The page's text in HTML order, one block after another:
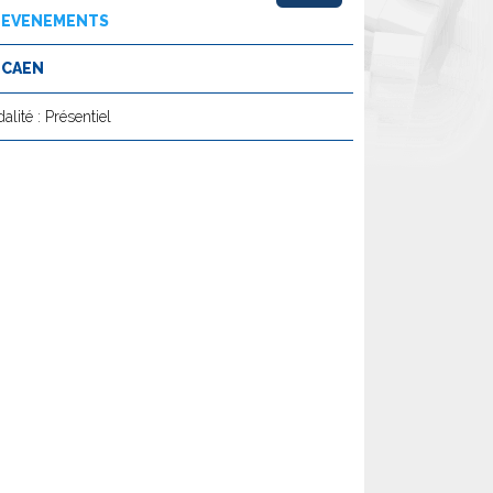
EVENEMENTS
CAEN
: Présentiel